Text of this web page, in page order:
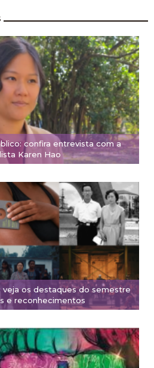
confira entrevista com a
Karen Hao
veja os destaques do semestre
e reconhecimentos